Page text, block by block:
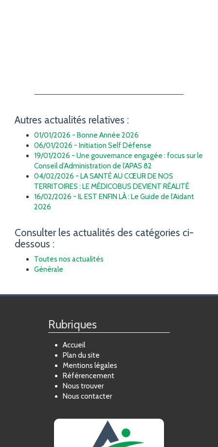
Autres actualités relatives :
01/01/2026 - Bonne Année 2026
06/01/2026 - Initiation Self Défense
19/01/2026 - Une gouvernance engagée : focus sur le
Conseil d’Administration de l’APAS 82
04/02/2026 - LA SANTÉ AU CŒUR DE NOS
TERRITOIRES : LE MÉDICOBUS DEVIENT RÉALITÉ
16/02/2026 - IL EST ENFIN LÀ : Le Guide de l’Aidant
2026
Consulter les actualités des catégories ci-
dessous :
Toutes nos actualités
Générale
Rubriques
Accueil
Plan du site
Mentions légales
Référencement
Nous trouver
Nous contacter